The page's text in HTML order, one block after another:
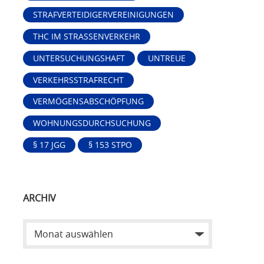
STRAFVERTEIDIGERVEREINIGUNGEN
THC IM STRASSENVERKEHR
UNTERSUCHUNGSHAFT
UNTREUE
VERKEHRSSTRAFRECHT
VERMÖGENSABSCHÖPFUNG
WOHNUNGSDURCHSUCHUNG
§ 17 JGG
§ 153 STPO
ARCHIV